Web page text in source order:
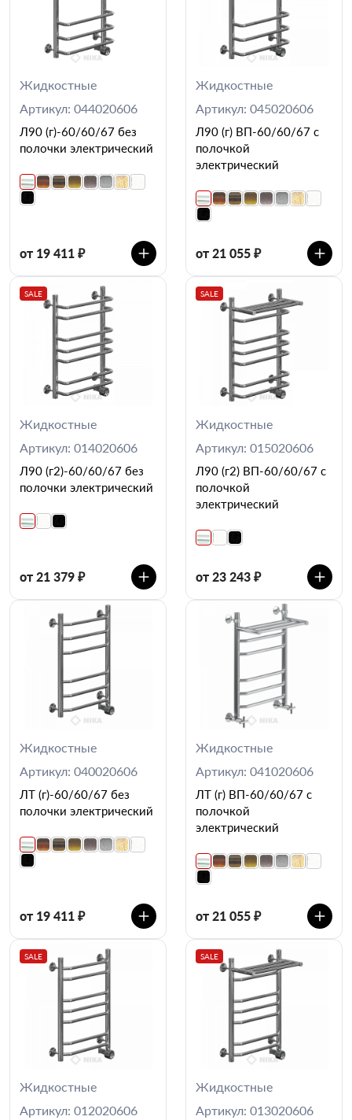
Жидкостные
Артикул: 044020606
Л90 (г)-60/60/67 без
полочки электрический
от 19 411 ₽
Жидкостные
Артикул: 045020606
Л90 (г) ВП-60/60/67 с
полочкой
электрический
от 21 055 ₽
SALE
Жидкостные
Артикул: 014020606
Л90 (г2)-60/60/67 без
полочки электрический
от 21 379 ₽
SALE
Жидкостные
Артикул: 015020606
Л90 (г2) ВП-60/60/67 с
полочкой
электрический
от 23 243 ₽
Жидкостные
Артикул: 040020606
ЛТ (г)-60/60/67 без
полочки электрический
от 19 411 ₽
Жидкостные
Артикул: 041020606
ЛТ (г) ВП-60/60/67 с
полочкой
электрический
от 21 055 ₽
SALE
Жидкостные
Артикул: 012020606
SALE
Жидкостные
Артикул: 013020606